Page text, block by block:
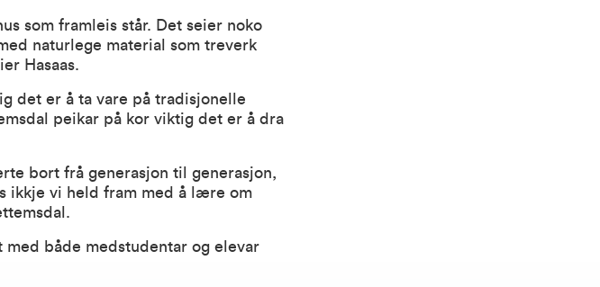
som framleis står. Det seier noko
naturlege material som treverk
Hasaas.
det er å ta vare på tradisjonelle
peikar på kor viktig det er å dra
bort frå generasjon til generasjon,
ikkje vi held fram med å lære om
med både medstudentar og elevar